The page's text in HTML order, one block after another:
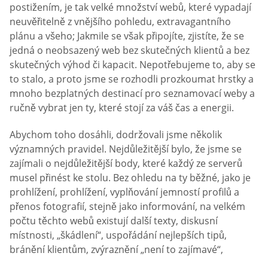
postižením, je tak velké množství webů, které vypadají
neuvěřitelně z vnějšího pohledu, extravagantního
plánu a všeho; Jakmile se však připojíte, zjistíte, že se
jedná o neobsazený web bez skutečných klientů a bez
skutečných výhod či kapacit. Nepotřebujeme to, aby se
to stalo, a proto jsme se rozhodli prozkoumat hrstky a
mnoho bezplatných destinací pro seznamovací weby a
ručně vybrat jen ty, které stojí za váš čas a energii.
Abychom toho dosáhli, dodržovali jsme několik
významných pravidel. Nejdůležitější bylo, že jsme se
zajímali o nejdůležitější body, které každý ze serverů
musel přinést ke stolu. Bez ohledu na ty běžné, jako je
prohlížení, prohlížení, vyplňování jemností profilů a
přenos fotografií, stejně jako informování, na velkém
počtu těchto webů existují další texty, diskusní
místnosti, „škádlení“, uspořádání nejlepších tipů,
bránění klientům, zvýraznění „není to zajímavé“,